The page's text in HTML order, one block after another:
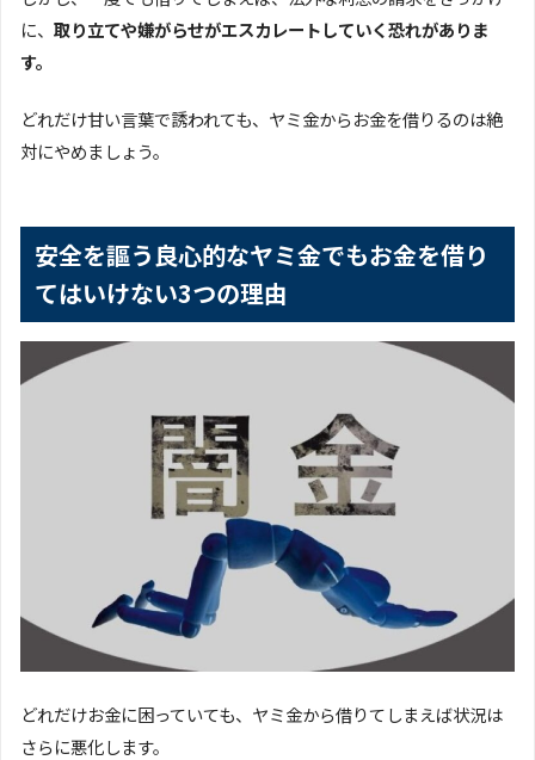
に、 取り立てや嫌がらせがエスカレートしていく恐れがありま
す。
どれだけ甘い言葉で誘われても、ヤミ金からお金を借りるのは絶
対にやめましょう。
安全を謳う良心的なヤミ金でもお金を借り
てはいけない3つの理由
どれだけお金に困っていても、ヤミ金から借りてしまえば状況は
さらに悪化します。